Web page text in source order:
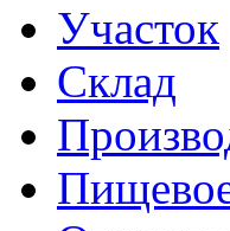
Участок
Склад